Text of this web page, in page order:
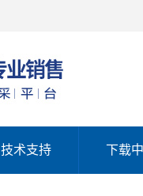
技术支持 下载